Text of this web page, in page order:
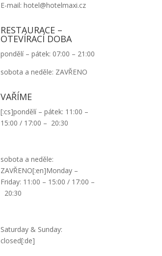
E-mail: hotel@hotelmaxi.cz
RESTAURACE –
OTEVÍRACÍ DOBA
pondělí – pátek: 07:00 – 21:00
sobota a neděle: ZAVŘENO
VAŘÍME
[:cs]pondělí – pátek: 11:00 –
15:00 / 17:00 – 20:30
sobota a neděle:
ZAVŘENO[:en]Monday –
Friday: 11:00 – 15:00 / 17:00 –
20:30
Saturday & Sunday:
closed[:de]